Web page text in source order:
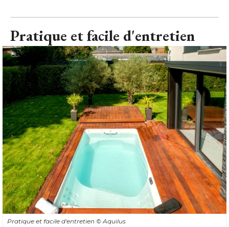
Pratique et facile d'entretien
Pratique et facile d'entretien © Aquilus